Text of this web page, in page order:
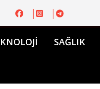
SAĞLIK